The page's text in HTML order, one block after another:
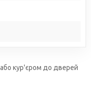
кур'єром до дверей